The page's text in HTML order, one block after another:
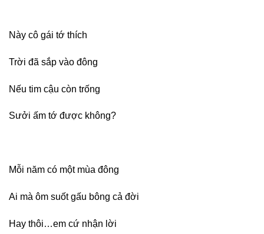
Này cô gái tớ thích
Trời đã sắp vào đông
Nếu tim cậu còn trống
Sưởi ấm tớ được không?
Mỗi năm có một mùa đông
Ai mà ôm suốt gấu bông cả đời
Hay thôi…em cứ nhận lời